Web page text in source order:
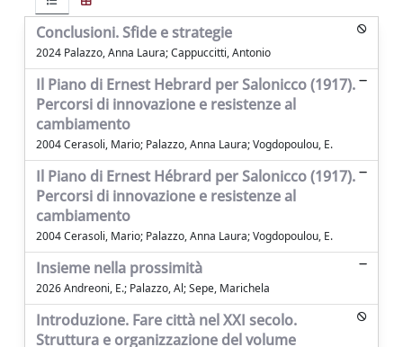
Conclusioni. Sfide e strategie
2024 Palazzo, Anna Laura; Cappuccitti, Antonio
Il Piano di Ernest Hebrard per Salonicco (1917).
Percorsi di innovazione e resistenze al
cambiamento
2004 Cerasoli, Mario; Palazzo, Anna Laura; Vogdopoulou, E.
Il Piano di Ernest Hébrard per Salonicco (1917).
Percorsi di innovazione e resistenze al
cambiamento
2004 Cerasoli, Mario; Palazzo, Anna Laura; Vogdopoulou, E.
Insieme nella prossimità
2026 Andreoni, E.; Palazzo, Al; Sepe, Marichela
Introduzione. Fare città nel XXI secolo.
Struttura e organizzazione del volume